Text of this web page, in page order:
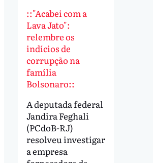
::"Acabei com a
Lava Jato":
relembre os
indícios de
corrupção na
família
Bolsonaro::
A deputada federal
Jandira Feghali
(PCdoB-RJ)
resolveu investigar
a empresa